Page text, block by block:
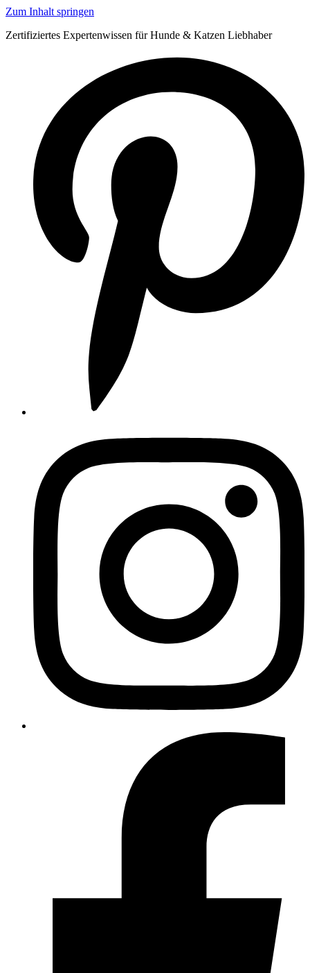
Zum Inhalt springen
Zertifiziertes Expertenwissen für Hunde & Katzen Liebhaber